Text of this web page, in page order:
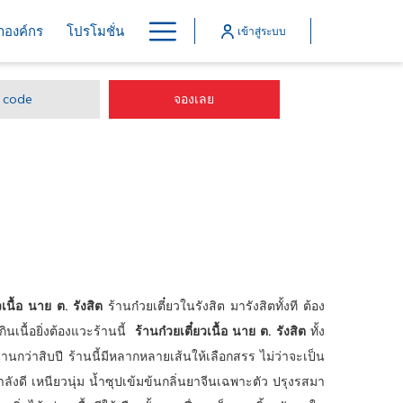
งค์กร โปรโมชั่น Hamburger
Menu
เข้าสู่ระบบ
จองเลย
เนื้อ นาย ต. รังสิต ร้านก๋วยเตี๋ยวในรังสิต มารังสิตทั้งที ต้อง
นเนื้อยิ่งต้องแวะร้านนี้ ร้านก๋วยเตี๋ยวเนื้อ นาย ต. รังสิต ทั้ง
นกว่าสิบปี ร้านนี้มีหลากหลายเส้นให้เลือกสรร ไม่ว่าจะเป็น
งดี เหนียวนุ่ม น้ำซุปเข้มข้นกลิ่นยาจีนเฉพาะตัว ปรุงรสมา